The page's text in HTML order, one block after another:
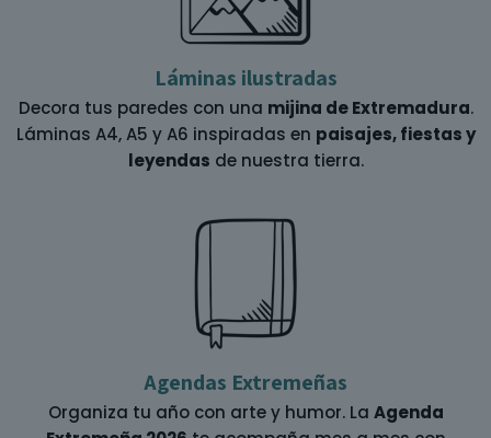
Láminas ilustradas
Decora tus paredes con una mijina de Extremadura.
Láminas A4, A5 y A6 inspiradas en paisajes, fiestas y
leyendas de nuestra tierra.
Agendas Extremeñas
Organiza tu año con arte y humor. La Agenda